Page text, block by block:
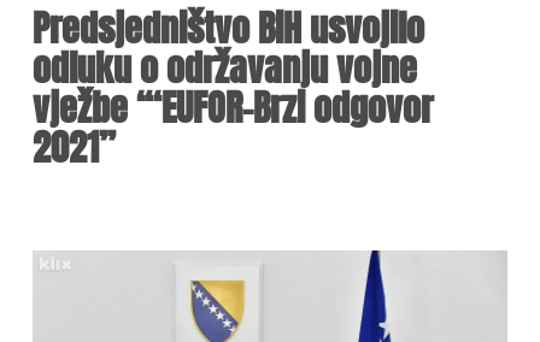
Predsjedništvo BiH usvojilo
odluku o održavanju vojne
vježbe “‘EUFOR-Brzi odgovor
2021”